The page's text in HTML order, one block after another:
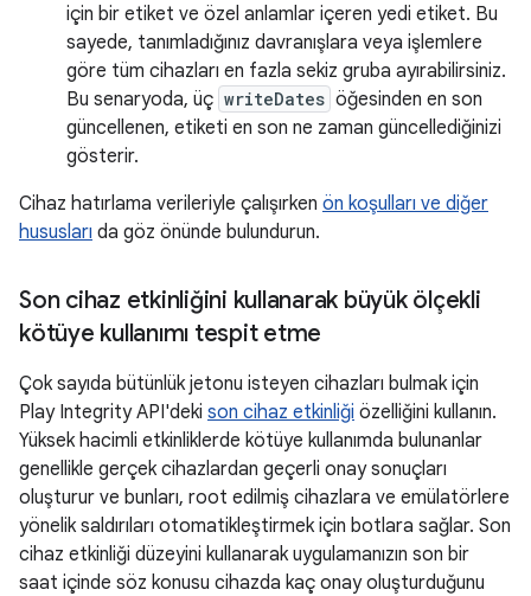
için bir etiket ve özel anlamlar içeren yedi etiket. Bu
sayede, tanımladığınız davranışlara veya işlemlere
göre tüm cihazları en fazla sekiz gruba ayırabilirsiniz.
Bu senaryoda, üç writeDates öğesinden en son
güncellenen, etiketi en son ne zaman güncellediğinizi
gösterir.
Cihaz hatırlama verileriyle çalışırken ön koşulları ve diğer
hususları da göz önünde bulundurun.
Son cihaz etkinliğini kullanarak büyük ölçekli
kötüye kullanımı tespit etme
Çok sayıda bütünlük jetonu isteyen cihazları bulmak için
Play Integrity API'deki son cihaz etkinliği özelliğini kullanın.
Yüksek hacimli etkinliklerde kötüye kullanımda bulunanlar
genellikle gerçek cihazlardan geçerli onay sonuçları
oluşturur ve bunları, root edilmiş cihazlara ve emülatörlere
yönelik saldırıları otomatikleştirmek için botlara sağlar. Son
cihaz etkinliği düzeyini kullanarak uygulamanızın son bir
saat içinde söz konusu cihazda kaç onay oluşturduğunu